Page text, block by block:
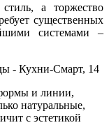
а торжество
существенных
системами –
и линии,
натуральные,
с эстетикой